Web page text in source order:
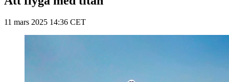
11 mars 2025 14:36 CET